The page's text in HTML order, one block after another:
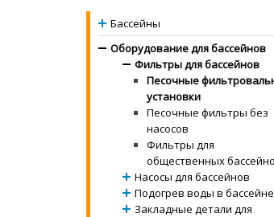
Бассейны
Оборудование для бассейнов
Фильтры для бассейнов
Песочные
установки
Песочные фильтры без
насосов
Фильтры для
общественных
Насосы для бассейнов
Подогрев воды в бассейне
Закладные детали для